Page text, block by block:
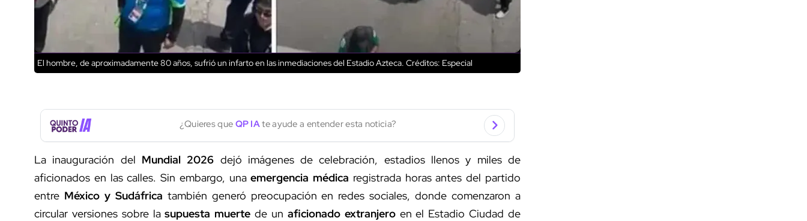
El hombre, de aproximadamente 80 años, sufrió un infarto en las inmediaciones del Estadio Azteca. Créditos: Especial
¿Quieres que QP IAte ayude a entender esta noticia?
La inauguración del Mundial 2026 dejó imágenes de celebración, estadios llenos y miles de
aficionados en las calles. Sin embargo, unaemergencia médica registrada horas antes del partido
entre México y Sudáfrica también generó preocupación en redes sociales, donde comenzaron a
circular versiones sobre lasupuesta muerte de un aficionado extranjeroen el Estadio Ciudad de